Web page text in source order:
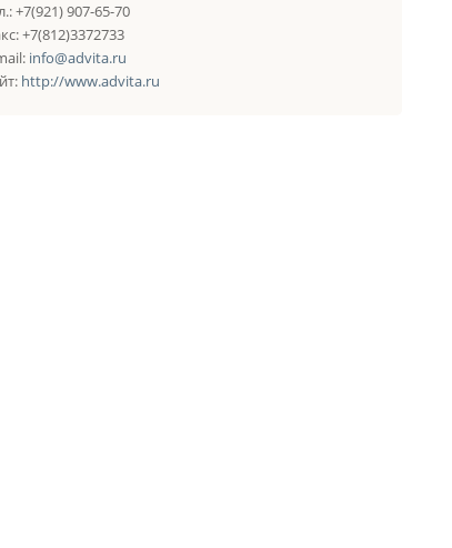
+7(921) 907-65-70
+7(812)3372733
info@advita.ru
http://www.advita.ru